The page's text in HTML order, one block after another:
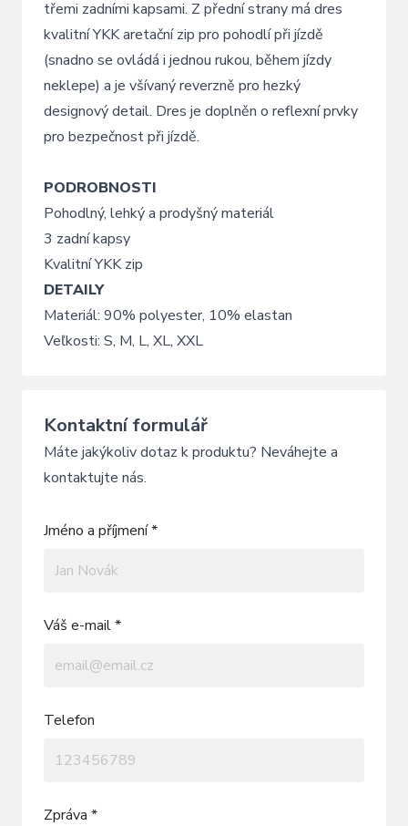
třemi zadními kapsami. Z přední strany má dres
kvalitní YKK aretační zip pro pohodlí při jízdě
(snadno se ovládá i jednou rukou, během jízdy
neklepe) a je všívaný reverzně pro hezký
designový detail. Dres je doplněn o reflexní prvky
pro bezpečnost při jízdě.
PODROBNOSTI
Pohodlný, lehký a prodyšný materiál
3 zadní kapsy
Kvalitní YKK zip
DETAILY
Materiál: 90% polyester, 10% elastan
Veľkosti: S, M, L, XL, XXL
Kontaktní formulář
Máte jakýkoliv dotaz k produktu? Neváhejte a
kontaktujte nás.
Jméno a příjmení *
Váš e-mail *
Telefon
Zpráva *